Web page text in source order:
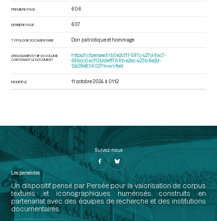
PREMIÈRE PAGE 606
DERNIÈRE PAGE 607
TYPOLOGIE DOCUMENTAIRE Don patriotique et hommage
URI DU MANIFEST IIIF DU VOLUME
CONTENANT LE DOCUMENT
https://iiif.persee.fr/b0e2cf11-597c-427d-8ac7-
68bcc0acf13b/deff766b-e2ec-423b-8e2d-
12e38e836027/manifest
MODIFIÉ LE 11 octobre 2024 à 01:12
Suivez-nous
Les perséides
Un dispositif pensé par Persée pour la valorisation de corpus
textuels et iconographiques numérisés construits en
partenariat avec des équipes de recherche et des institutions
documentaires.